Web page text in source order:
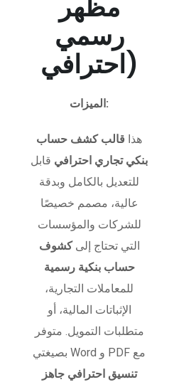
مظهر
رسمي
احترافي)
الميزات:
هذا قالب كشف حساب
بنكي تجاري احترافي قابل
للتعديل بالكامل وبدقة
عالية، مصمم خصيصًا
للشركات والمؤسسات
التي تحتاج إلىكشوف
حساب بنكية رسمية
للمعاملات التجارية،
الإثباتات المالية، أو
متطلبات التمويل. متوفر
بصيغتي Word و PDF مع
تنسيق احترافي جاهز